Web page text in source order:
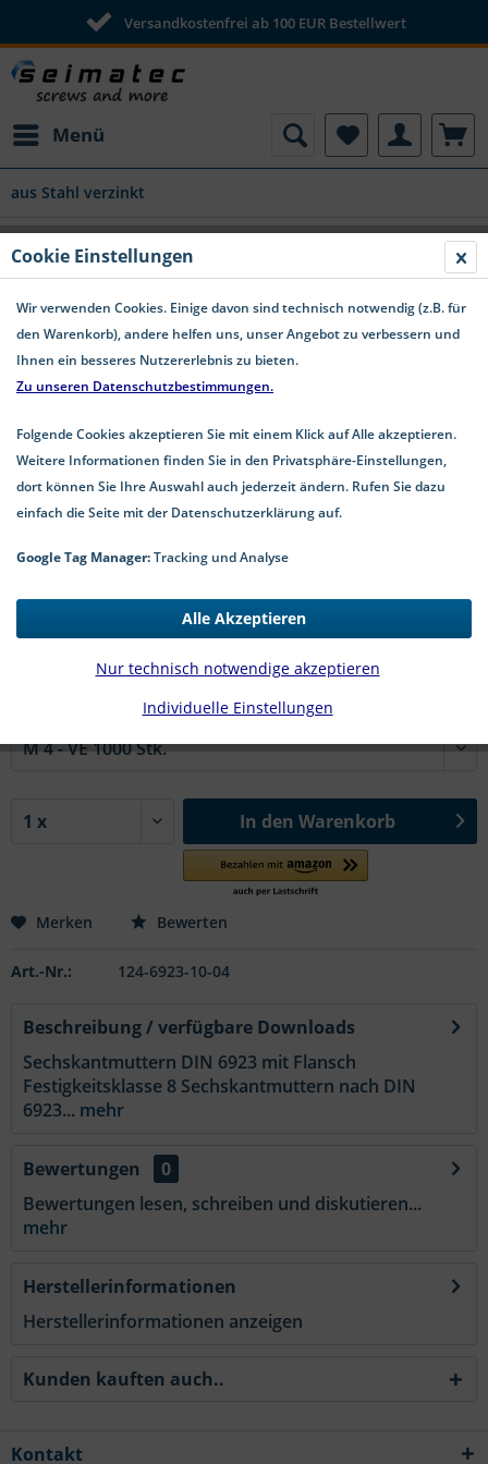
Versandkostenfrei ab 100 EUR Bestellwert
Menü
aus Stahl verzinkt
DIN 6923 Sechskantmuttern mit Flansch
(Bundmuttern) Fkl. 8
11,80 € *
*inkl. MwSt.zzgl. Versandkosten
2-5 Werktage Lieferzeit
#DIN 6923 St zn | Ø in mm:
In den Warenkorb
Merken Bewerten
Art.-Nr.: 124-6923-10-04
Beschreibung / verfügbare Downloads
Sechskantmuttern DIN 6923 mit Flansch
Festigkeitsklasse 8 Sechskantmuttern nach DIN
6923... mehr
Bewertungen
0
Bewertungen lesen, schreiben und diskutieren...
mehr
Herstellerinformationen
Herstellerinformationen anzeigen
Kunden kauften auch..
Kontakt
Cookie Einstellungen
Wir verwenden Cookies. Einige davon sind technisch notwendig (z.B. für
den Warenkorb), andere helfen uns, unser Angebot zu verbessern und
Ihnen ein besseres Nutzererlebnis zu bieten.
Zu unseren Datenschutzbestimmungen.
Folgende Cookies akzeptieren Sie mit einem Klick auf Alle akzeptieren.
Weitere Informationen finden Sie in den Privatsphäre-Einstellungen,
dort können Sie Ihre Auswahl auch jederzeit ändern. Rufen Sie dazu
einfach die Seite mit der Datenschutzerklärung auf.
Google Tag Manager:Tracking und Analyse
Individuelle Einstellungen
Nur technisch notwendige akzeptieren
Alle Akzeptieren